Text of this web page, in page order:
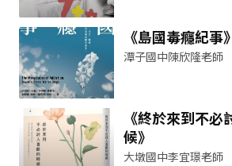
《島國毒癮紀事》
潭子國中陳欣隆老師
《終於來到不必
候》
大墩國中李宜璟老師